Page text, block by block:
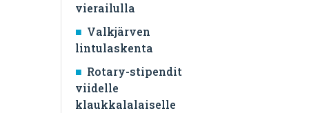
vierailulla
Valkjärven
lintulaskenta
Rotary-stipendit
viidelle
klaukkalalaiselle